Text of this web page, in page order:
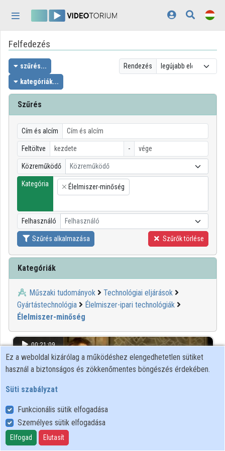
Kezdőlap
Bejelentkezés
Felfedezés
Kategóriák
Lejátszási listák
Intézmények
Közreműködők
világos
Felfedezés
szűrés...
kategóriák...
Rendezés
Szűrés
Cím és alcím
Feltöltve -
Közreműködő Közreműködő
Kategória
×
Élelmiszer-minőség
Felhasználó Felhasználó
Szűrés alkalmazása Szűrők törlése
Kategóriák
Műszaki tudományok
Technológiai eljárások
Gyártástechnológia
Élelmiszer-ipari technológiák
Élelmiszer-minőség
00:21:09
Ez a weboldal kizárólag a működéshez elengedhetetlen sütiket
használ a biztonságos és zökkenőmentes böngészés érdekében.
Süti szabályzat
Funkcionális sütik elfogadása
Személyes sütik elfogadása
Elfogad Elutasít